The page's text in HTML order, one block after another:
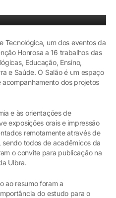
Tecnológica, um dos eventos da
Honrosa a 16 trabalhos das
Educação, Ensino,
e Saúde. O Salão é um espaço
dos projetos
e às orientações de
exposições orais e impressão
remotamente através de
todos de acadêmicos da
o convite para publicação na
Ulbra.
ao resumo foram a
do estudo para o